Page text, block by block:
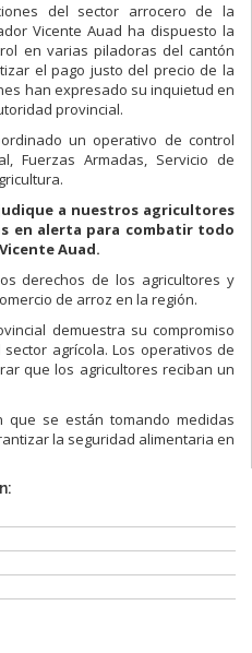
del sector arrocero de la
Vicente Auad ha dispuesto la
en varias piladoras del cantón
el pago justo del precio de la
han expresado su inquietud en
provincial.
un operativo de control
Fuerzas Armadas, Servicio de
a nuestros agricultores
en alerta para combatir todo
Auad.
derechos de los agricultores y
de arroz en la región.
demuestra su compromiso
agrícola. Los operativos de
que los agricultores reciban un
que se están tomando medidas
la seguridad alimentaria en